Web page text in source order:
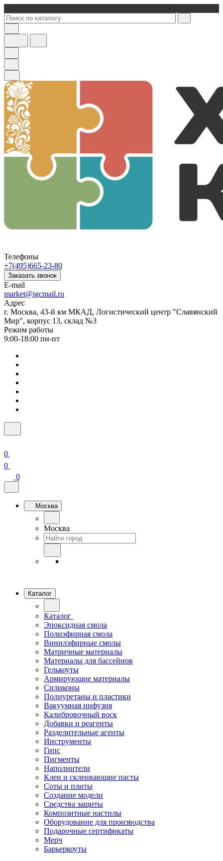
Телефоны
+7(495)665-23-80
Заказать звонок
E-mail
market@igcmail.ru
Адрес
г. Москва, 43-й км МКАД, Логистический центр "Славянский
Мир", корпус 13, склад №3
Режим работы
9:00-18:00 пн-пт
0
0
0
Москва
Москва
Каталог
Каталог
Эпоксидная смола
Полиэфирная смола
Винилэфирные смолы
Матричные материалы
Материалы для бассейнов
Гелькоуты
Армирующие материалы
Силиконы
Полиуретаны и пластики
Вакуумная инфузия
Калибровочный воск
Добавки и реагенты
Разделительные агенты
Инструменты
Гипс
Пигменты
Наполнители
Клеи и склеивающие пасты
Соты и плиты
Создание модели
Средства защиты
Композитные настилы
Оборудование для производства
Подарочные сертификаты
Мерч
Барьеркоуты